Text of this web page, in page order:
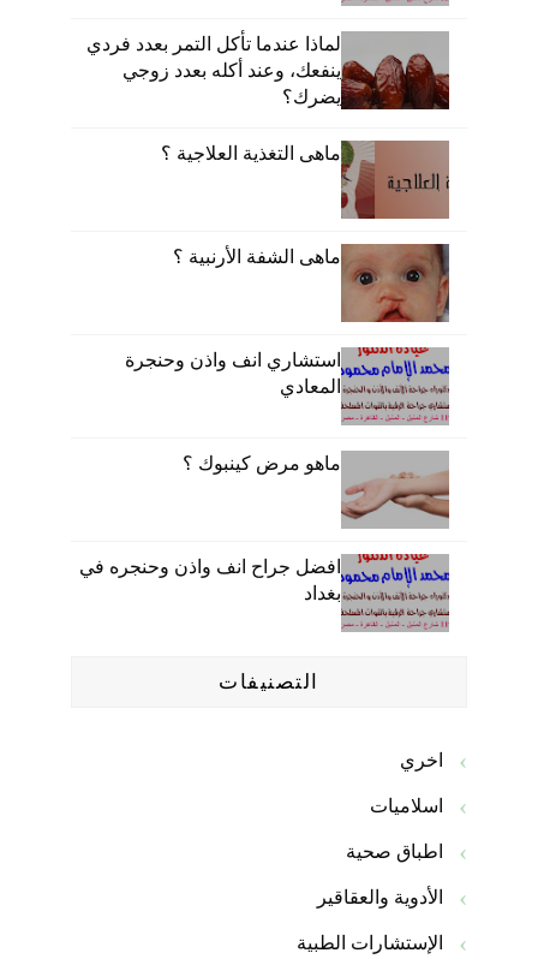
لماذا عندما تأكل التمر بعدد فردي
ينفعك، وعند أكله بعدد زوجي
يضرك؟
ماهى التغذية العلاجية ؟
ماهى الشفة الأرنبية ؟
استشاري انف واذن وحنجرة
المعادي
ماهو مرض كينبوك ؟
افضل جراح انف واذن وحنجره في
بغداد
التصنيفات
اخري
اسلاميات
اطباق صحية
الأدوية والعقاقير
الإستشارات الطبية